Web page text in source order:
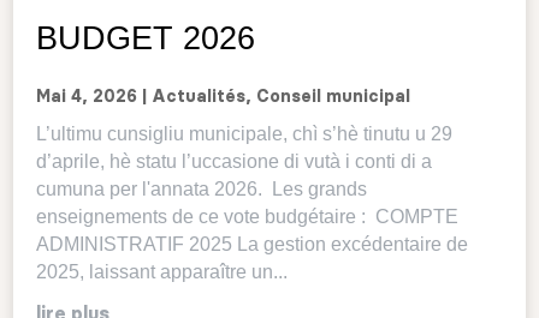
BUDGET 2026
Mai 4, 2026 Actualités, Conseil municipal
L’ultimu cunsigliu municipale, chì s’hè tinutu u 29
d’aprile, hè statu l’uccasione di vutà i conti di a
cumuna per l'annata 2026. Les grands
enseignements de ce vote budgétaire : COMPTE
ADMINISTRATIF 2025 La gestion excédentaire de
2025, laissant apparaître un...